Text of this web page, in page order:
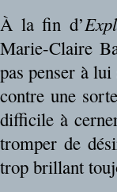
À la fin d’
Marie-Claire
pas penser à
contre une
difficile à
tromper de
trop brillant